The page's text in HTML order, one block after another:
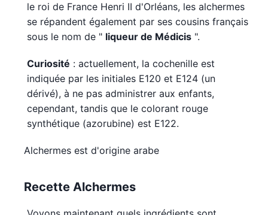
le roi de France Henri II d'Orléans, les alchermes
se répandent également par ses cousins ​​français
sous le nom de " liqueur de Médicis ".
Curiosité : actuellement, la cochenille est
indiquée par les initiales E120 et E124 (un
dérivé), à ne pas administrer aux enfants,
cependant, tandis que le colorant rouge
synthétique (azorubine) est E122.
Alchermes est d'origine arabe
Recette Alchermes